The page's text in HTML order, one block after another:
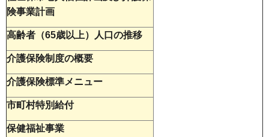
険事業計画
高齢者（65歳以上）人口の推移
介護保険制度の概要
介護保険標準メニュー
市町村特別給付
保健福祉事業